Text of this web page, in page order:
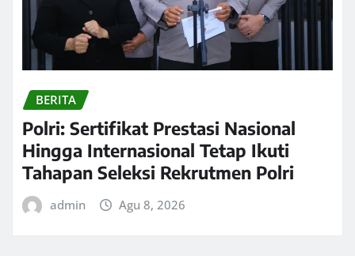
BERITA
Polri: Sertifikat Prestasi Nasional
Hingga Internasional Tetap Ikuti
Tahapan Seleksi Rekrutmen Polri
admin Agu 8, 2026